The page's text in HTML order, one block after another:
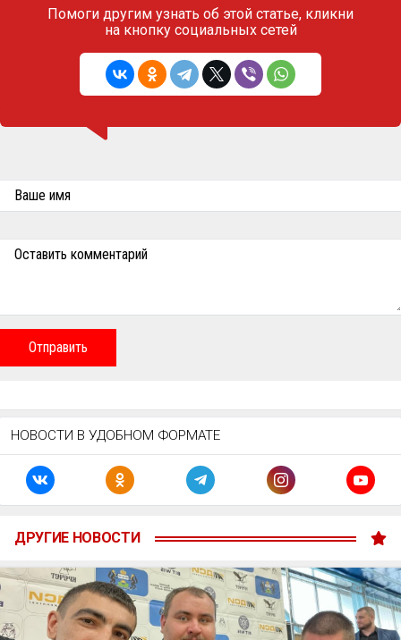
Помоги другим узнать об этой статье, кликни
на кнопку социальных сетей
Ваше имя
Оставить комментарий
Отправить
НОВОСТИ В УДОБНОМ ФОРМАТЕ
ДРУГИЕ НОВОСТИ